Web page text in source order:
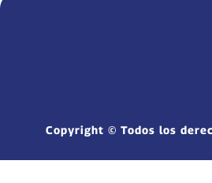
Copyright © Todos los